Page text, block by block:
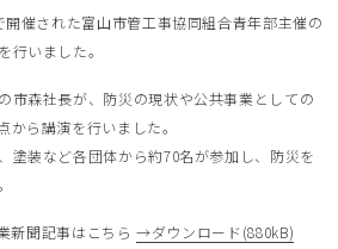
催された富山市管工事協同組合青年部主催の
行いました。
市森社長が、防災の現状や公共事業としての
ら講演を行いました。
塗装など各団体から約70名が参加し、防災を
新聞記事はこちら→ダウンロード(880kB)